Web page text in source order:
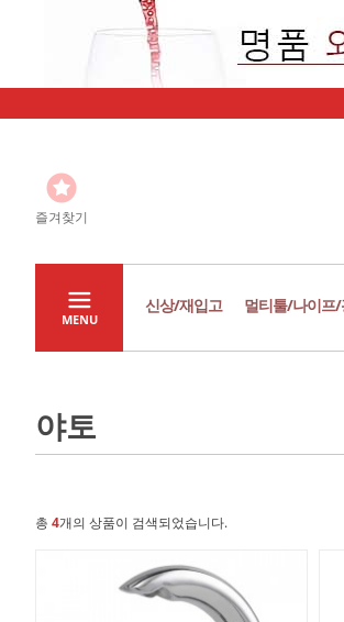
즐겨찾기
MENU
신상/재입고 멀티툴/나이프
야토
총 4개의 상품이 검색되었습니다.